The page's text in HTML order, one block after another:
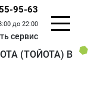
95-63
до 22:00
сервис
(ТОЙОТА) В